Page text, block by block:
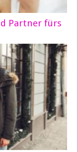
Partner fürs